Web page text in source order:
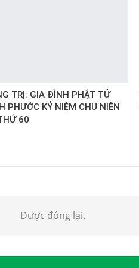
TRỊ: GIA ĐÌNH PHẬT TỬ
PHƯỚC KỶ NIỆM CHU NIÊN
60
Được đóng lại.